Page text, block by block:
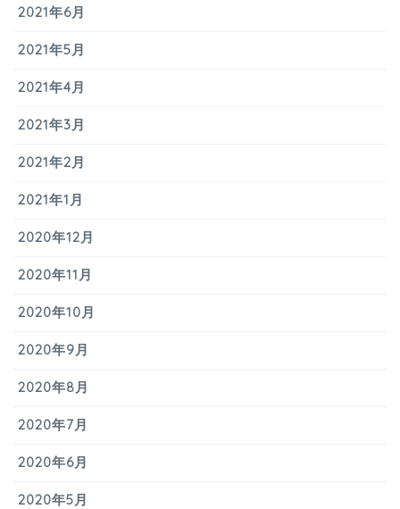
2021年6月
2021年5月
2021年4月
2021年3月
2021年2月
2021年1月
2020年12月
2020年11月
2020年10月
2020年9月
2020年8月
2020年7月
2020年6月
2020年5月